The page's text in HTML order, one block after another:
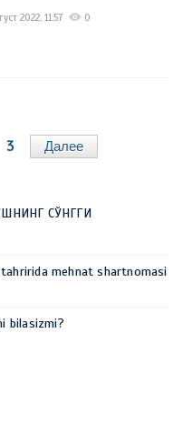
2022, 11:57 0
3 Далее
СЎНГГИ
mehnat shartnomasi
bilasizmi?